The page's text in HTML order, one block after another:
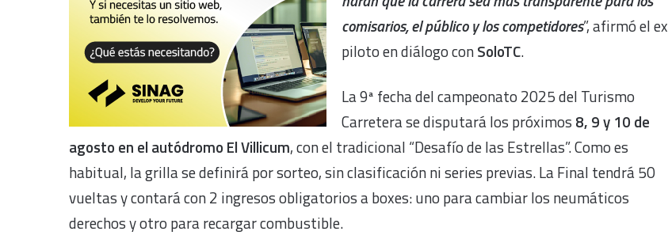
comisarios, el público y los competidores”, afirmó el ex
piloto en diálogo conSoloTC.
La 9ª fecha del campeonato 2025 del Turismo
Carretera se disputará los próximos 8, 9 y 10 de
agosto en el autódromo El Villicum, con el tradicional “Desafío de las Estrellas”. Como es
habitual, la grilla se definirá por sorteo, sin clasificación ni series previas. La Final tendrá 50
vueltas y contará con 2 ingresos obligatorios a boxes: uno para cambiar los neumáticos
derechos y otro para recargar combustible.